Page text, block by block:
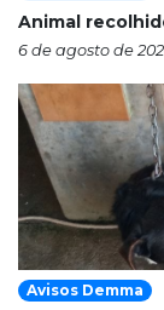
Animal
6 de agosto de
Avisos Demma